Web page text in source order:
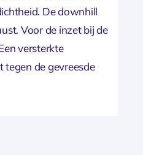
De downhill
Voor de inzet bij de
versterkte
tegen de gevreesde